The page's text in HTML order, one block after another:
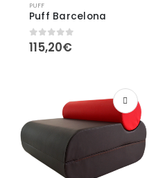
PUFF
Puff Barcelona
0out of 5
115,20€